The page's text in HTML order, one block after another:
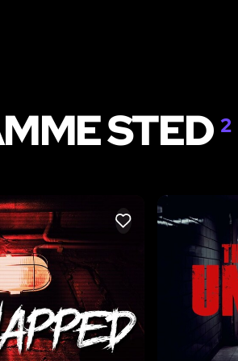
STED 2
LIKE